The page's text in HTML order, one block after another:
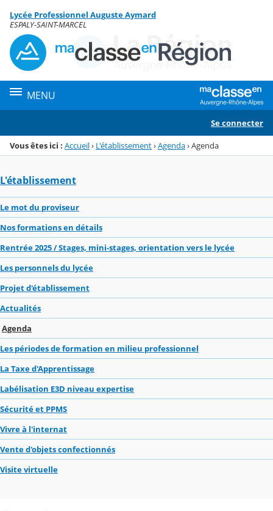
Menu de la rubrique
Contenu
Lycée Professionnel Auguste Aymard
ESPALY-SAINT-MARCEL
MENU
Se connecter
Vous êtes ici : Accueil› L'établissement›Agenda›Agenda
L'établissement
Le mot du proviseur
Nos formations en détails
Rentrée 2025 / Stages, mini-stages, orientation vers le lycée
Les personnels du lycée
Projet d'établissement
Actualités
Agenda
Les périodes de formation en milieu professionnel
La Taxe d'Apprentissage
Labélisation E3D niveau expertise
Sécurité et PPMS
Vivre à l'internat
Vente d'objets confectionnés
Visite virtuelle